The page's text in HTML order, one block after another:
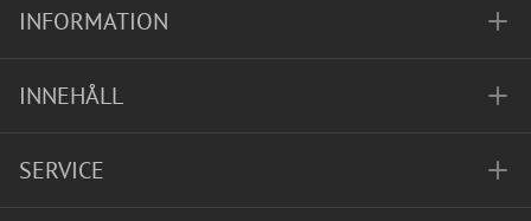
INFORMATION
INNEHÅLL
SERVICE